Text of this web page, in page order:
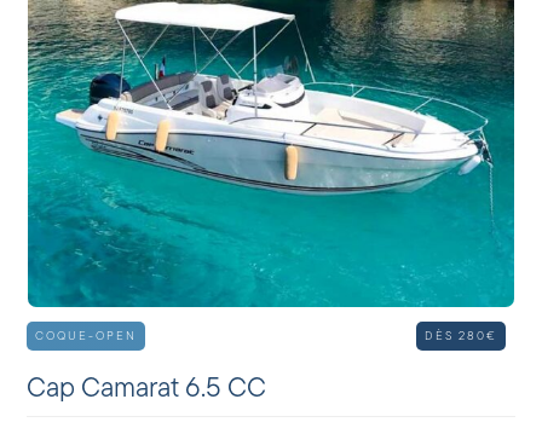
COQUE-OPEN DÈS 280€
Cap Camarat 6.5 CC